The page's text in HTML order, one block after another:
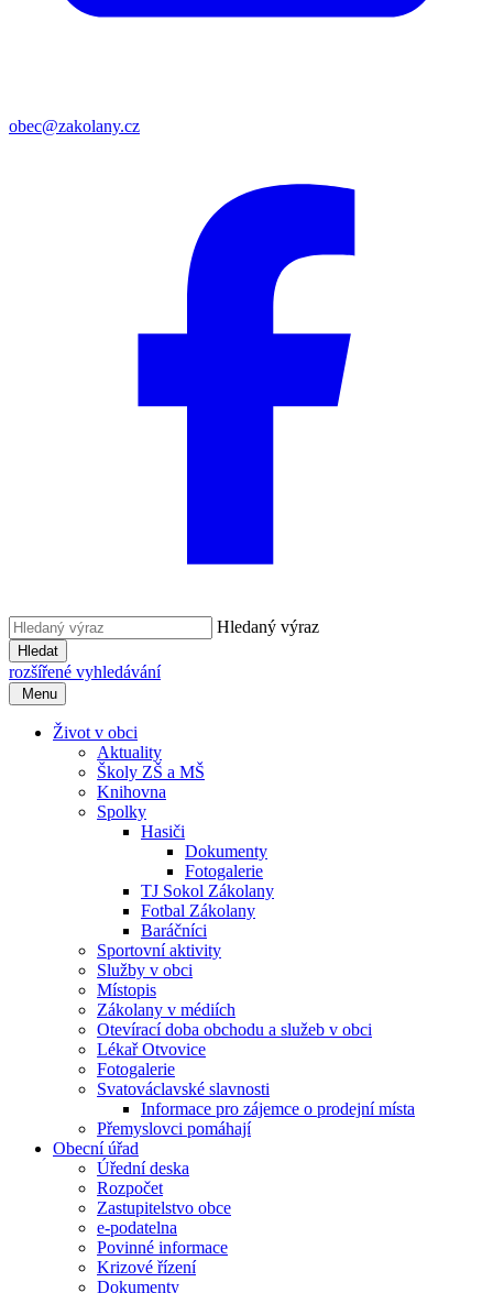
obec@zakolany.cz
Hledaný výraz
Hledat
rozšířené vyhledávání
Menu
Život v obci
Aktuality
Školy ZŠ a MŠ
Knihovna
Spolky
Hasiči
Dokumenty
Fotogalerie
TJ Sokol Zákolany
Fotbal Zákolany
Baráčníci
Sportovní aktivity
Služby v obci
Místopis
Zákolany v médiích
Otevírací doba obchodu a služeb v obci
Lékař Otvovice
Fotogalerie
Svatováclavské slavnosti
Informace pro zájemce o prodejní místa
Přemyslovci pomáhají
Obecní úřad
Úřední deska
Rozpočet
Zastupitelstvo obce
e-podatelna
Povinné informace
Krizové řízení
Dokumenty